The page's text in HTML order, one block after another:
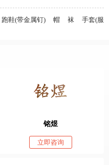
跑鞋(带金属钉) 帽 袜
手套(服
铭煜
立即咨询